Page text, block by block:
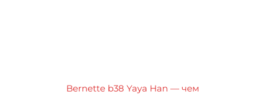
Bernette b38 Yaya Han — чем